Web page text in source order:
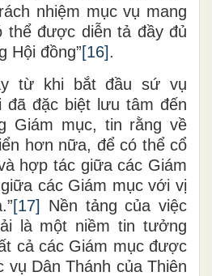
nhiệm mục vụ mang
thể được diễn tả đầy đủ
Hội đồng”[16].
từ khi bắt đầu sứ vụ
đã đặc biệt lưu tâm đến
Giám mục, tin rằng về
hơn nữa, để có thể cổ
hợp tác giữa các Giám
các Giám mục với vị
[17] Nền tảng của việc
là một niềm tin tưởng
cả các Giám mục được
vụ Dân Thánh của Thiên